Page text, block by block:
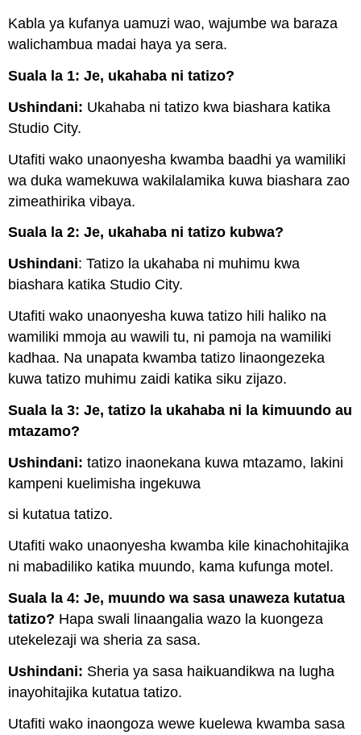
Kabla ya kufanya uamuzi wao, wajumbe wa baraza
walichambua madai haya ya sera.
Suala la 1: Je, ukahaba ni tatizo?
Ushindani: Ukahaba ni tatizo kwa biashara katika
Studio City.
Utafiti wako unaonyesha kwamba baadhi ya wamiliki
wa duka wamekuwa wakilalamika kuwa biashara zao
zimeathirika vibaya.
Suala la 2: Je, ukahaba ni tatizo kubwa?
Ushindani: Tatizo la ukahaba ni muhimu kwa
biashara katika Studio City.
Utafiti wako unaonyesha kuwa tatizo hili haliko na
wamiliki mmoja au wawili tu, ni pamoja na wamiliki
kadhaa. Na unapata kwamba tatizo linaongezeka
kuwa tatizo muhimu zaidi katika siku zijazo.
Suala la 3: Je, tatizo la ukahaba ni la kimuundo au
mtazamo?
Ushindani: tatizo inaonekana kuwa mtazamo, lakini
kampeni kuelimisha ingekuwa
si kutatua tatizo.
Utafiti wako unaonyesha kwamba kile kinachohitajika
ni mabadiliko katika muundo, kama kufunga motel.
Suala la 4: Je, muundo wa sasa unaweza kutatua
tatizo? Hapa swali linaangalia wazo la kuongeza
utekelezaji wa sheria za sasa.
Ushindani: Sheria ya sasa haikuandikwa na lugha
inayohitajika kutatua tatizo.
Utafiti wako inaongoza wewe kuelewa kwamba sasa